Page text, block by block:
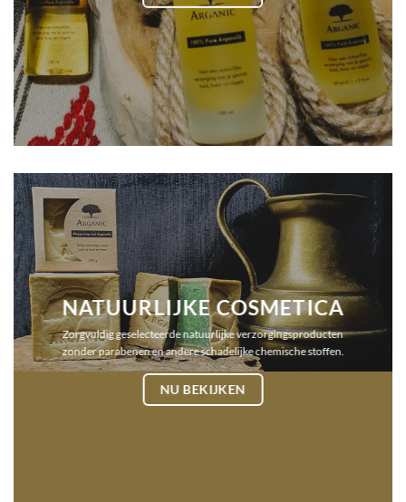
NATUURLIJKE COSMETICA
Zorgvuldig geselecteerde natuurlijke verzorgingsproducten
zonder parabenen en andere schadelijke chemische stoffen.
NU BEKIJKEN